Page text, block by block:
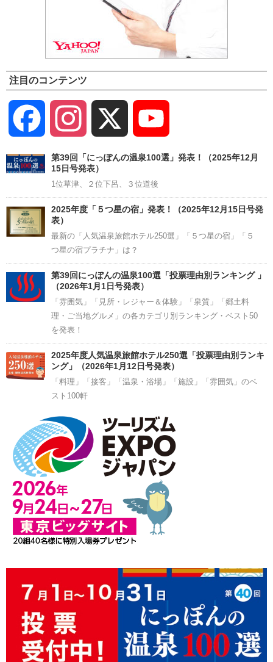
注目のコンテンツ
Facebook Instagram
Channel
第39回「にっぽんの温泉100選」発表！（2025年12月
15日号発表）
1位草津、２位下呂、３位道後
2025年度「５つ星の宿」発表！（2025年12月15日号発
表）
最新の「人気温泉旅館ホテル250選」「５つ星の宿」「５
つ星の宿プラチナ」は？
第39回にっぽんの温泉100選「投票理由別ランキング 」
（2026年1月1日号発表）
「雰囲気」「見所・レジャー＆体験」「泉質」「郷土料
理・ご当地グルメ」の各カテゴリ別ランキング・ベスト50
を発表！
2025年度人気温泉旅館ホテル250選「投票理由別ランキ
ング」（2026年1月12日号発表）
「料理」「接客」「温泉・浴場」「施設」「雰囲気」のベ
スト100軒